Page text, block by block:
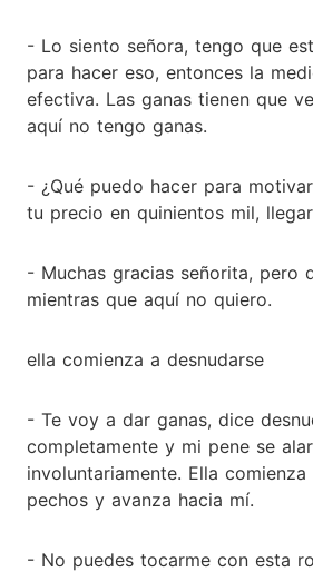
- Lo siento señora, tengo que
para hacer eso, entonces la
efectiva. Las ganas tienen que
aquí no tengo ganas.
- ¿Qué puedo hacer para
tu precio en quinientos mil,
- Muchas gracias señorita, pero
mientras que aquí no quiero.
ella comienza a desnudarse
- Te voy a dar ganas, dice
completamente y mi pene se
involuntariamente. Ella
pechos y avanza hacia mí.
- No puedes tocarme con esta